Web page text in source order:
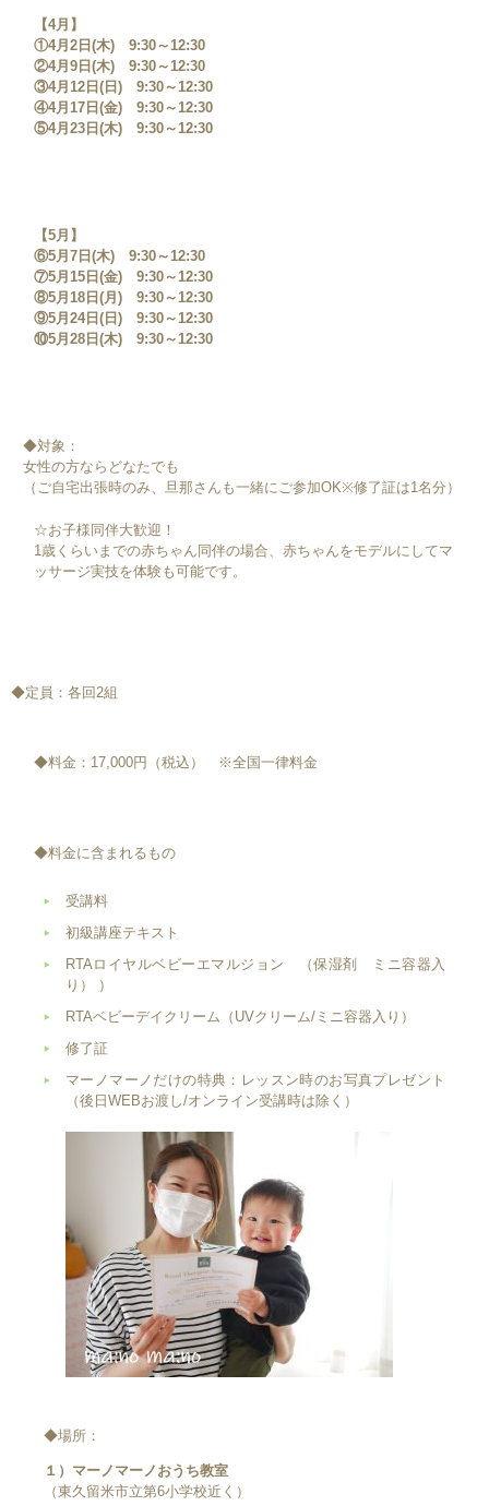
【4月】
①4月2日(木) 9:30～12:30
②4月9日(木) 9:30～12:30
③4月12日(日) 9:30～12:30
④4月17日(金) 9:30～12:30
⑤4月23日(木) 9:30～12:30
【5月】
⑥5月7日(木) 9:30～12:30
⑦5月15日(金) 9:30～12:30
⑧5月18日(月) 9:30～12:30
⑨5月24日(日) 9:30～12:30
⑩5月28日(木) 9:30～12:30
◆対象：
女性の方ならどなたでも
（ご自宅出張時のみ、旦那さんも一緒にご参加OK※修了証は1名分）
☆お子様同伴大歓迎！
1歳くらいまでの赤ちゃん同伴の場合、赤ちゃんをモデルにしてマ
ッサージ実技を体験も可能です。
◆定員：各回2組
◆料金：17,000円（税込） ※全国一律料金
◆料金に含まれるもの
受講料
初級講座テキスト
RTAロイヤルベビーエマルジョン （保湿剤 ミニ容器入
り）
）
RTAベビーデイクリーム（UVクリーム/ミニ容器入り）
修了証
マーノマーノだけの特典：レッスン時のお写真プレゼント
（後日WEBお渡し/オンライン受講時は除く）
◆場所：
１）マーノマーノおうち教室
（東久留米市立第6小学校近く）